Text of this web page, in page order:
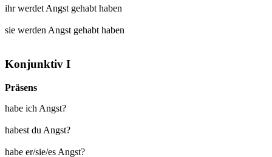
ihr werdet Angst gehabt haben
sie werden Angst gehabt haben
Konjunktiv I
Präsens
habe ich Angst?
habest du Angst?
habe er/sie/es Angst?